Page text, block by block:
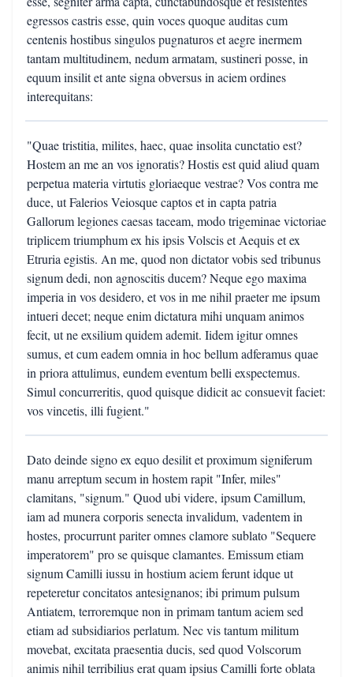
egressos castris esse, quin voces quoque auditas cum
centenis hostibus singulos pugnaturos et aegre inermem
tantam multitudinem, nedum armatam, sustineri posse, in
equum insilit et ante signa obversus in aciem ordines
interequitans:
"Quae tristitia, milites, haec, quae insolita cunctatio est?
Hostem an me an vos ignoratis? Hostis est quid aliud quam
perpetua materia virtutis gloriaeque vestrae? Vos contra me
duce, ut Falerios Veiosque captos et in capta patria
Gallorum legiones caesas taceam, modo trigeminae victoriae
triplicem triumphum ex his ipsis Volscis et Aequis et ex
Etruria egistis. An me, quod non dictator vobis sed tribunus
signum dedi, non agnoscitis ducem? Neque ego maxima
imperia in vos desidero, et vos in me nihil praeter me ipsum
intueri decet; neque enim dictatura mihi unquam animos
fecit, ut ne exsilium quidem ademit. Iidem igitur omnes
sumus, et cum eadem omnia in hoc bellum adferamus quae
in priora attulimus, eundem eventum belli exspectemus.
Simul concurreritis, quod quisque didicit ac consuevit faciet:
vos vincetis, illi fugient."
Dato deinde signo ex equo desilit et proximum signiferum
manu arreptum secum in hostem rapit "Infer, miles"
clamitans, "signum." Quod ubi videre, ipsum Camillum,
iam ad munera corporis senecta invalidum, vadentem in
hostes, procurrunt pariter omnes clamore sublato "Sequere
imperatorem" pro se quisque clamantes. Emissum etiam
signum Camilli iussu in hostium aciem ferunt idque ut
repeteretur concitatos antesignanos; ibi primum pulsum
Antiatem, terroremque non in primam tantum aciem sed
etiam ad subsidiarios perlatum. Nec vis tantum militum
movebat, excitata praesentia ducis, sed quod Volscorum
animis nihil terribilius erat quam ipsius Camilli forte oblata